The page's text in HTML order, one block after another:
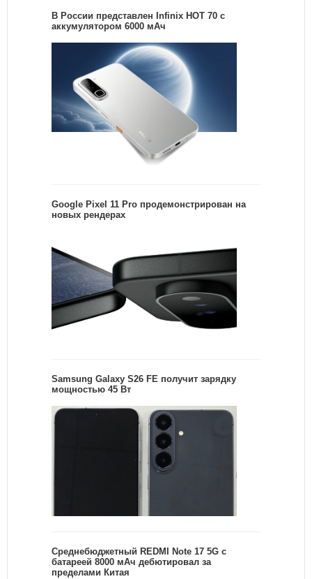
В России представлен Infinix HOT 70 с
аккумулятором 6000 мАч
Google Pixel 11 Pro продемонстрирован на
новых рендерах
Samsung Galaxy S26 FE получит зарядку
мощностью 45 Вт
Среднебюджетный REDMI Note 17 5G с
батареей 8000 мАч дебютировал за
пределами Китая